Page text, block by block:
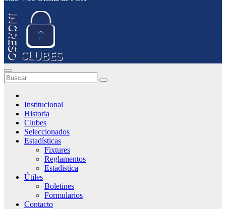
Institucional
Historia
Clubes
Seleccionados
Estadísticas
Fixtures
Reglamentos
Estadistica
Útiles
Boletines
Formularios
Contacto